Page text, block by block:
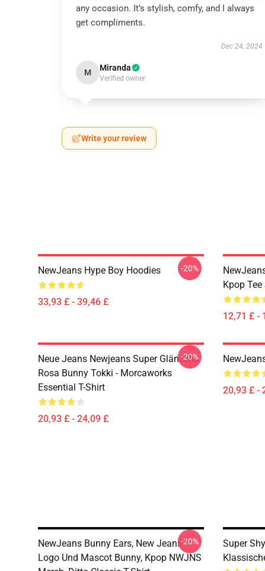
any occasion. It’s stylish, comfy, and I always
get compliments.
Dec 24, 2024
M Miranda
Verified owner
Write your review
NewJeans Hype Boy Hoodies
33,93 £ - 39,46 £
-20%
Kpop
12,71 £ -
Neue Jeans Newjeans Super Glänzend
Rosa Bunny Tokki - Morcaworks
Essential T-Shirt
20,93 £ - 24,09 £
-20%
20,93 £ -
NewJeans Bunny Ears, New Jeans
Logo Und Mascot Bunny, Kpop NWJNS
-20%
Super